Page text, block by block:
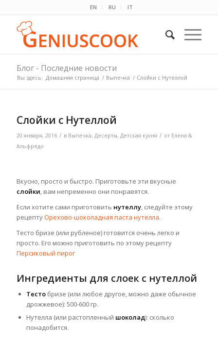
EN RU IT
Блог - Последние новости
Вы здесь: Домашняя страница / Выпечка / Слойки с Нутеллой
Слойки с Нутеллой
20 января, 2016 / в Выпечка, Десерты, Детская кухня / от Елена &
Альфредо
Вкусно, просто и быстро. Приготовьте эти вкусные
слойки, вам непременно они понравятся.
Если хотите сами приготовить нутеллу, следуйте этому
рецептуОрехово-шоколадная паста нутелла.
Тесто бризе (или рубленое) готовится очень легко и
просто. Его можно приготовить по этому рецепту
Персиковый пирог
Ингредиенты для слоек с нутеллой
Тестобризе (или любое другое, можно даже обычное
дрожжевое): 500-600 гр.
Нутелла (или растопленный шоколад): сколько
понадобится.